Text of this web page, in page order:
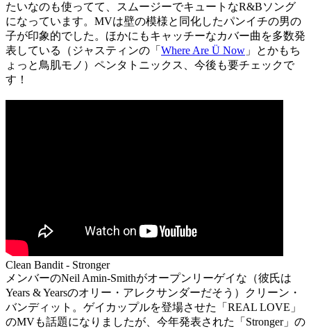
たいなのも使ってて、スムージーでキュートなR&Bソング
になっています。MVは壁の模様と同化したパンイチの男の
子が印象的でした。ほかにもキャッチーなカバー曲を多数発
表している（ジャスティンの「 Where Are Ü Now 」とかもち
ょっと鳥肌モノ）ペンタトニックス、今後も要チェックで
す！
Clean Bandit - Stronger
メンバーのNeil Amin-Smithがオープンリーゲイな（彼氏は
Years & Yearsのオリー・アレクサンダーだそう）クリーン・
バンディット。ゲイカップルを登場させた「REAL LOVE」
のMVも話題になりましたが、今年発表された「Stronger」の